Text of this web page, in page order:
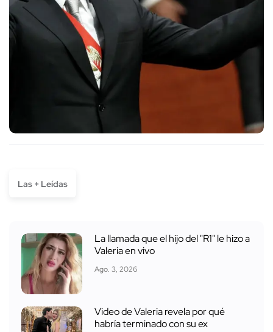
Las + Leídas
La llamada que el hijo del "R1" le hizo a
Valeria en vivo
Ago. 3, 2026
Video de Valeria revela por qué
habría terminado con su ex